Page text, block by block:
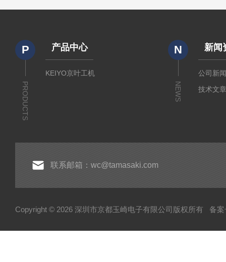
P
PRODUCTS
产品中心
KEIYO京叶工机
N
NEWS
新闻
公司新
技术文
联系邮箱：wc@tamasaki.com
Copyright © 2026 深圳市京都玉崎电子有限公司版权所有 备案